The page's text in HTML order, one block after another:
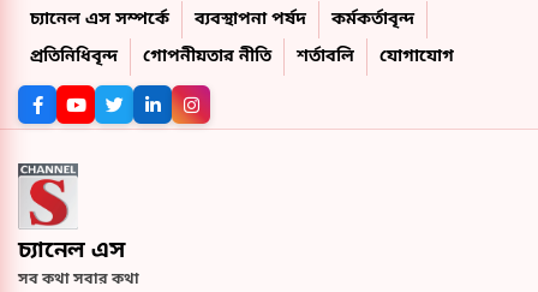
চ্যানেল এস সম্পর্কে ব্যবস্থাপনা পর্ষদ
কর্মকর্তাবৃন্দ
প্রতিনিধিবৃন্দ
গোপনীয়তার নীতি শর্তাবলি যোগাযোগ
চ্যানেল এস
সব কথা সবার কথা